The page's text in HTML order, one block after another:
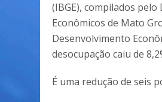
(IBGE), compilados
Econômicos de Mato
Desenvolvimento
desocupação caiu de
É uma redução de seis